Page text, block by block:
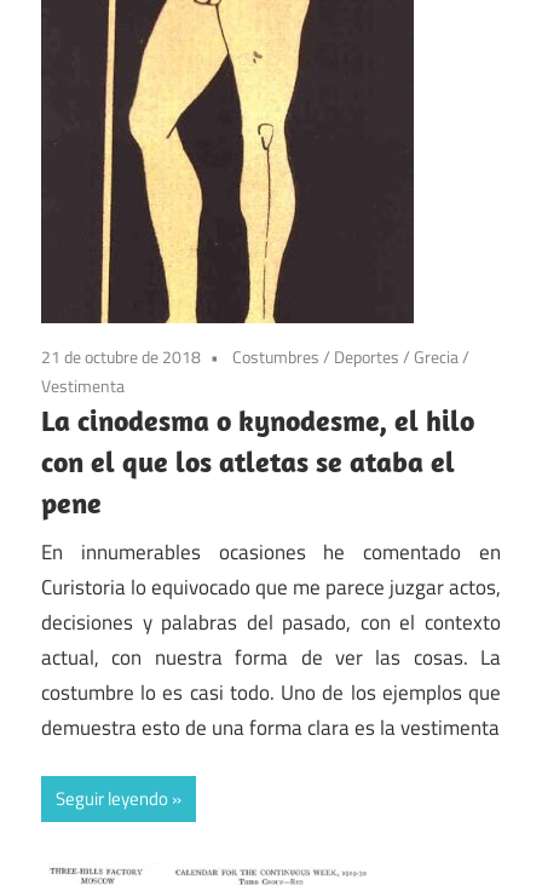
21 de octubre de 2018 Costumbres/ Deportes/Grecia/
Vestimenta
La cinodesma o kynodesme, el hilo
con el que los atletas se ataba el
pene
En innumerables ocasiones he comentado en
Curistoria lo equivocado que me parece juzgar actos,
decisiones y palabras del pasado, con el contexto
actual, con nuestra forma de ver las cosas. La
costumbre lo es casi todo. Uno de los ejemplos que
demuestra esto de una forma clara es la vestimenta
Seguir leyendo